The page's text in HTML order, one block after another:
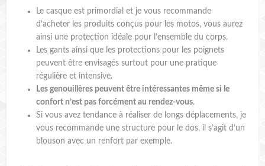
Le casque est primordial et je vous recommande
d’acheter les produits conçus pour les motos, vous aurez
ainsi une protection idéale pour l’ensemble du corps.
Les gants ainsi que les protections pour les poignets
peuvent être envisagés surtout pour une pratique
régulière et intensive.
Les genouillères peuvent être intéressantes même si le
confort n’est pas forcément au rendez-vous.
Si vous avez tendance à réaliser de longs déplacements, je
vous recommande une structure pour le dos, il s’agit d’un
blouson avec un renfort par exemple.